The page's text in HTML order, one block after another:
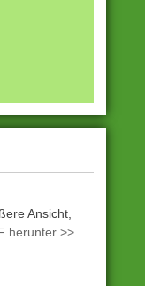
Ansicht,
herunter >>